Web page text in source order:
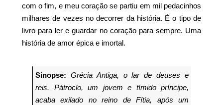
com o fim, e meu coração se partiu em mil pedacinhos
milhares de vezes no decorrer da história. É o tipo de
livro para ler e guardar no coração para sempre. Uma
história de amor épica e imortal.
Sinopse: Grécia Antiga, o lar de deuses e
reis. Pátroclo, um jovem e tímido príncipe,
acaba exilado no reino de Fítia, após um